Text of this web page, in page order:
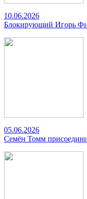
10.06.2026
Блокирующий Игорь
05.06.2026
Семён Томм